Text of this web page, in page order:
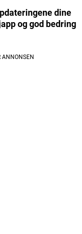
dine
og god bedring